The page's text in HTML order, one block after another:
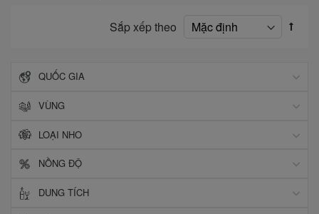
Sắp xếp theo
QUỐC GIA
VÙNG
LOẠI NHO
NỒNG ĐỘ
DUNG TÍCH